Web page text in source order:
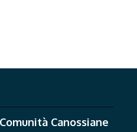
Comunità Canossiane